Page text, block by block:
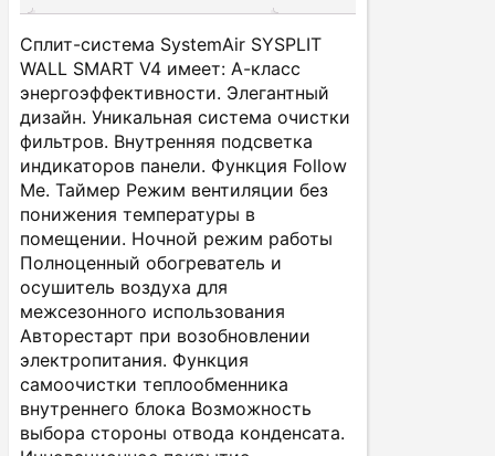
Сплит-система SystemAir SYSPLIT
WALL SMART V4 имеет: А-класс
энергоэффективности. Элегантный
дизайн. Уникальная система очистки
фильтров. Внутренняя подсветка
индикаторов панели. Функция Follow
Me. Таймер Режим вентиляции без
понижения температуры в
помещении. Ночной режим работы
Полноценный обогреватель и
осушитель воздуха для
межсезонного использования
Авторестарт при возобновлении
электропитания. Функция
самоочистки теплообменника
внутреннего блока Возможность
выбора стороны отвода конденсата.